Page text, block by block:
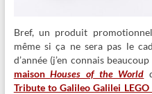
Bref, un produit
même si ça ne sera pas le
d’année (j’en connais
maisonHouses of the World
Tribute to Galileo Galilei LEGO